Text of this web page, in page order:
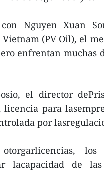
con Nguyen Xuan
Vietnam (PV Oil), el
enfrentan muchas
el director
para
por
lacapacidad de